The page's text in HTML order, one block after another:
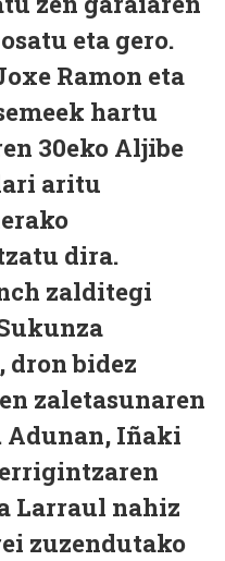
eta gero.
Ramon eta
hartu
30eko Aljibe
aritu
dira.
zalditegi
dron bidez
zaletasunaren
Adunan, Iñaki
Larraul nahiz
zuzendutako